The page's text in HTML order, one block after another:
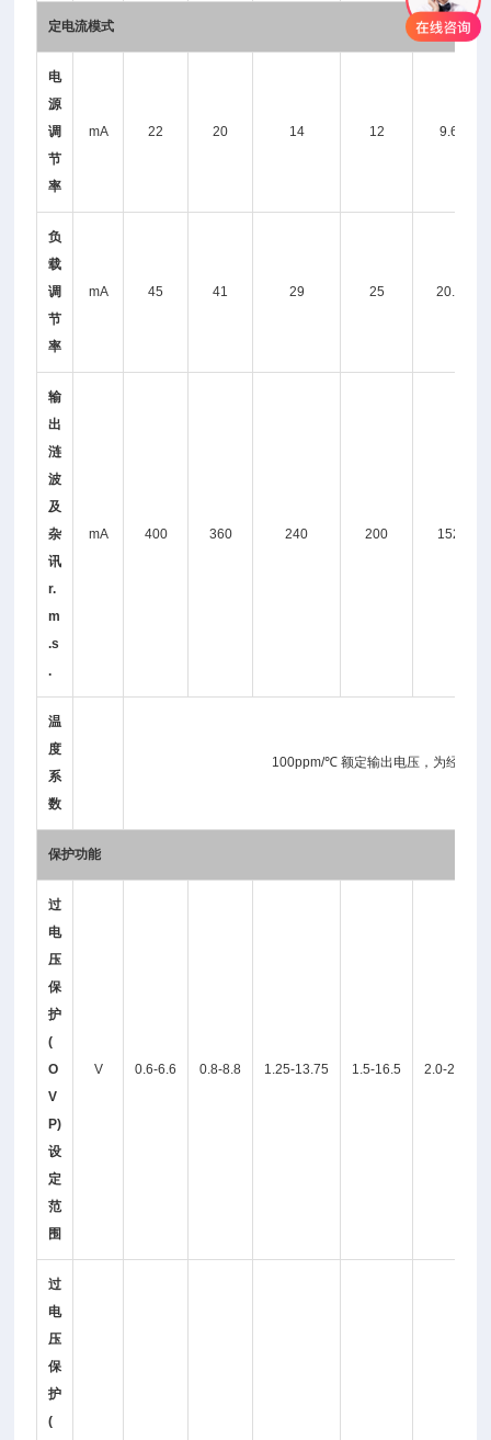
定电流模式
电
源
调
节
率
mA 22 20 14 12 9.6
负
载
调
节
率
mA 45 41 29 25 20.2
输
出
涟
波
及
杂
讯
r.
m
.s
.
mA 400 360 240 200 152
温
度
系
数
100ppm/℃ 额定输出电压，为经过30
保护功能
过
电
压
保
护
(
O
V
P)
设
定
范
围
V 0.6-6.6 0.8-8.8 1.25-13.75 1.5-16.5 2.0-22.0
过
电
压
保
护
(